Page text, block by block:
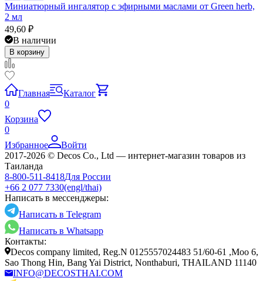
Миниатюрный ингалятор с эфирными маслами от Green herb,
2 мл
49,60 ₽
В наличии
В корзину
Главная
Каталог
0
Корзина
0
Избранное
Войти
2017-2026 © Decos Co., Ltd — интернет-магазин товаров из
Таиланда
8-800-511-8418Для России
+66 2 077 7330(engl/thai)
Написать в мессенджеры:
Написать в Telegram
Написать в Whatsapp
Контакты:
Decos company limited, Reg.N 0125557024483 51/60-61 ,Moo 6,
Sao Thong Hin, Bang Yai District, Nonthaburi, THAILAND 11140
INFO@DECOSTHAI.COM